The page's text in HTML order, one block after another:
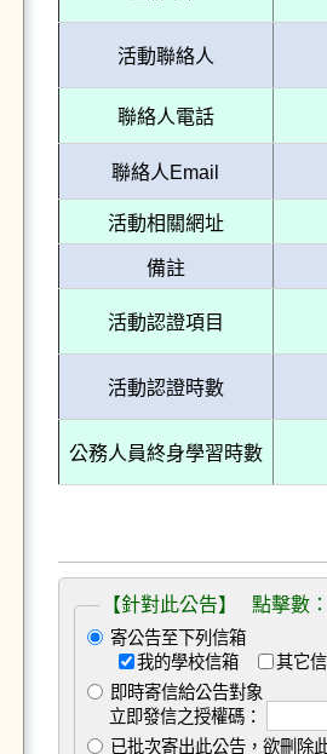
活動聯絡人
聯絡人電話
聯絡人Email
活動相關網址
備註
活動認證項目
活動認證時數
公務人員終身學習時數
【針對此公告】 點擊數
寄公告至下列信箱
我的學校信箱
其它
即時寄信給公告對象
立即發信之授權碼：
已批次寄出此公告，欲刪除